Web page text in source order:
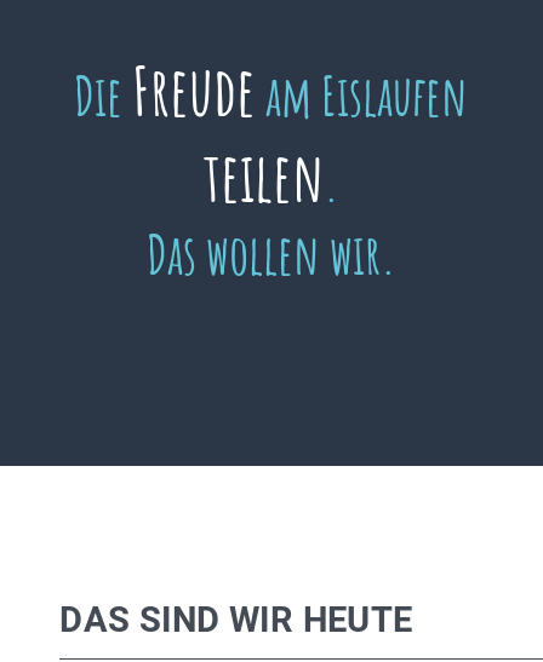
Die Freudeam Eislaufen
teilen.
Das wollen wir.
DAS SIND WIR HEUTE